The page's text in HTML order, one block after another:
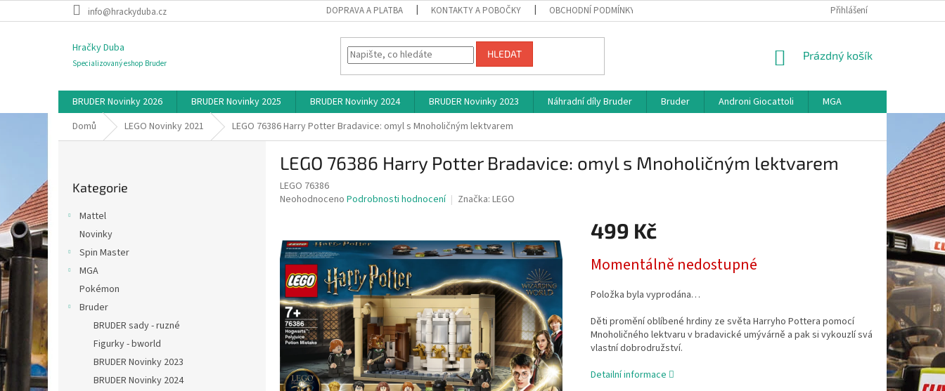
na
info@hrackyduba.cz DOPRAVA A PLATBA KONTAKTY A POBOČKY OBCHODNÍ PODMÍNKY MAPA SERVERU
Přihlášení
Hračky Duba
Specializovaný eshop Bruder
HLEDAT
NÁKUPNÍ
Prázdný košík
BRUDER Novinky 2026 BRUDER Novinky 2025 BRUDER Novinky 2024 BRUDER Novinky 2023 Náhradní díly Bruder Bruder Androni Giocattoli
MGA
Domů
LEGO Novinky 2021 LEGO 76386 Harry Potter Bradavice: omyl s Mnoholičným lektvarem
kategorie
Kategorie
Mattel
Novinky
Spin Master
MGA
Pokémon
Bruder
BRUDER sady - ruzné
Figurky - bworld
BRUDER Novinky 2023
BRUDER Novinky 2024
LEGO 76386 Harry Potter Bradavice: omyl s Mnoholičným lektvarem
LEGO 76386
Průměrné
je
0,0
hvězdiček.
Neohodnoceno Podrobnosti hodnocení Značka: LEGO
499 Kč
cena:
Momentálně nedostupné
Položka byla vyprodána…
Děti promění oblíbené hrdiny ze světa Harryho Pottera pomocí
Mnoholičného lektvaru v bradavické umývárně a pak si vykouzlí svá
vlastní dobrodružství.
Detailní informace